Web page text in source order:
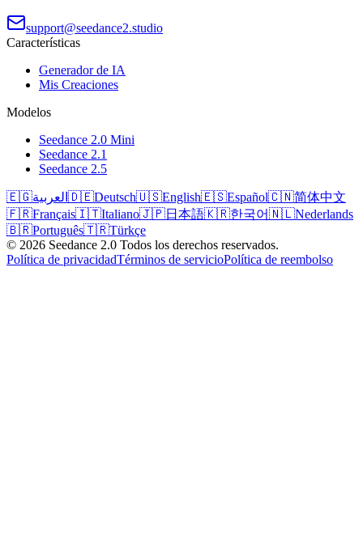
support@seedance2.studio
Características
Generador de IA
Mis Creaciones
Modelos
Seedance 2.0 Mini
Seedance 2.1
Seedance 2.5
🇪🇬العربية 🇩🇪Deutsch🇺🇸English🇪🇸Español🇨🇳简体中文
🇫🇷Français🇮🇹Italiano🇯🇵日本語🇰🇷한국어🇳🇱Nederlands
🇧🇷Português🇹🇷Türkçe
© 2026 Seedance 2.0 Todos los derechos reservados.
Política de privacidadTérminos de servicioPolítica de reembolso